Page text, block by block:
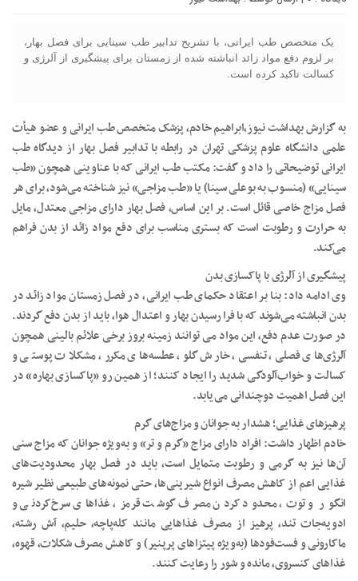
یک متخصص طب ایرانی، با تشریح تدابیر طب سینایی برای فصل بهار،
بر لزوم دفع مواد زائد انباشته شده از زمستان برای پیشگیری از آلرژی و
کسالت تاکید کرده است.
به گزارش بهداشت نیوز،ابراهیم خادم، پزشک متخصص طب ایرانی و عضو هیأت
علمی دانشگاه علوم پزشکی تهران در رابطه با تدابیر فصل بهار از دیدگاه طب
ایرانی توضیحاتی را داد و گفت: مکتب طب ایرانی که با عناوینی همچون «طب
سینایی» (منسوب به بوعلی سینا) یا «طب مزاجی» نیز شناخته می‌شود، برای هر
فصل مزاج خاصی قائل است. بر این اساس، فصل بهار دارای مزاجی معتدل، مایل
به حرارت و رطوبت است که بستری مناسب برای دفع مواد زائد از بدن فراهم
می‌کند.
پیشگیری از آلرژی با پاکسازی بدن
وی ادامه داد: بنا بر اعتقاد حکمای طب ایرانی، در فصل زمستان مواد زائد در
بدن انباشته می‌شوند که با فرا رسیدن بهار و اعتدال هوا، باید از بدن دفع گردند.
در صورت عدم دفع، این مواد می توانند زمینه بروز برخی علائم بالینی همچون
آلرژی‌های فصلی، تنفسی، خارش گلو، عطسه‌های مکرر، مشکلات پوستی و
کسالت و خواب‌آلودگی شدید را ایجاد کنند؛ از همین رو «پاکسازی بهاره» در
این فصل اهمیت دوچندانی می‌یابد.
پرهیزهای غذایی؛ هشدار به جوانان و مزاج‌های گرم
خادم اظهار داشت: افراد دارای مزاج «گرم و تر» و به‌ویژه جوانان که مزاج سنی
آن‌ها نیز به گرمی و رطوبت متمایل است، باید در فصل بهار محدودیت‌های
غذایی اعم از کاهش مصرف انواع شیرینی‌ها، حتی نمونه‌های طبیعی نظیر شیره
انگور و توت، محدود کردن مصرف گوشت قرمز، غذاهای سرخ‌کردنی و
ادویه‌جات تند، پرهیز از مصرف غذاهایی مانند کله‌پاچه، حلیم، آش رشته،
ماکارونی و فست‌فودها (به‌ویژه پیتزاهای پرپنیر) و کاهش مصرف شکلات، قهوه،
غذاهای کنسروی، مانده و شور را رعایت کنند.